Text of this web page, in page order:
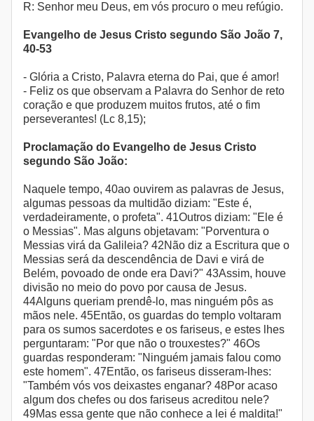
R: Senhor meu Deus, em vós procuro o meu refúgio.
Evangelho de Jesus Cristo segundo São João 7,
40-53
- Glória a Cristo, Palavra eterna do Pai, que é amor!
- Feliz os que observam a Palavra do Senhor de reto
coração e que produzem muitos frutos, até o fim
perseverantes! (Lc 8,15);
Proclamação do Evangelho de Jesus Cristo
segundo São João:
Naquele tempo, 40ao ouvirem as palavras de Jesus,
algumas pessoas da multidão diziam: "Este é,
verdadeiramente, o profeta". 41Outros diziam: "Ele é
o Messias". Mas alguns objetavam: "Porventura o
Messias virá da Galileia? 42Não diz a Escritura que o
Messias será da descendência de Davi e virá de
Belém, povoado de onde era Davi?" 43Assim, houve
divisão no meio do povo por causa de Jesus.
44Alguns queriam prendê-lo, mas ninguém pôs as
mãos nele. 45Então, os guardas do templo voltaram
para os sumos sacerdotes e os fariseus, e estes lhes
perguntaram: "Por que não o trouxestes?" 46Os
guardas responderam: "Ninguém jamais falou como
este homem". 47Então, os fariseus disseram-lhes:
"Também vós vos deixastes enganar? 48Por acaso
algum dos chefes ou dos fariseus acreditou nele?
49Mas essa gente que não conhece a lei é maldita!"